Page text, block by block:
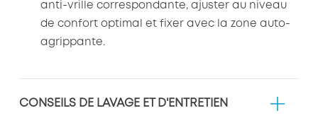
anti-vrille correspondante, ajuster au niveau
de confort optimal et fixer avec la zone auto-
agrippante.
CONSEILS DE LAVAGE ET D'ENTRETIEN